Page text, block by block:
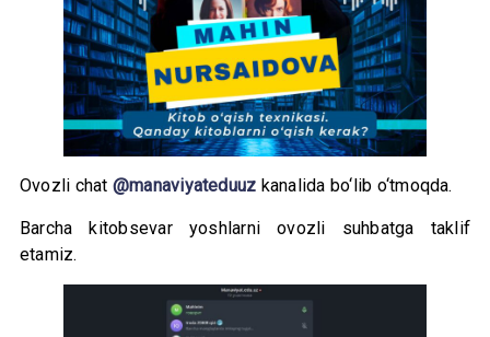
Ovozli chat @manaviyateduuz kanalida bo‘lib o‘tmoqda.
Barcha kitobsevar yoshlarni ovozli suhbatga taklif
etamiz.